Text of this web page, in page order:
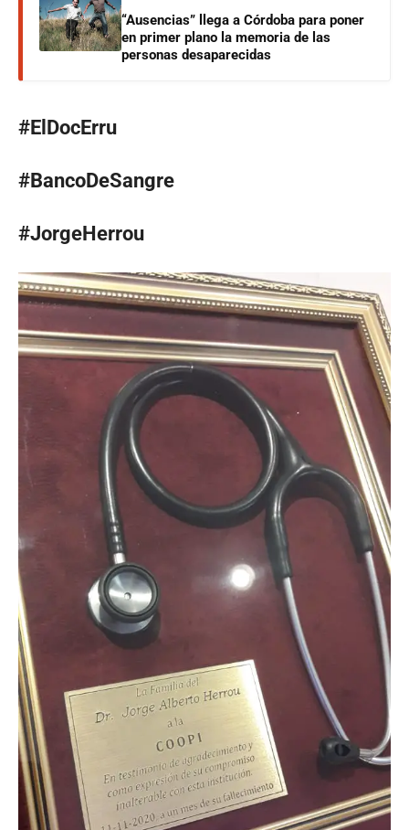
“Ausencias” llega a Córdoba para poner
en primer plano la memoria de las
personas desaparecidas
#ElDocErru
#BancoDeSangre
#JorgeHerrou